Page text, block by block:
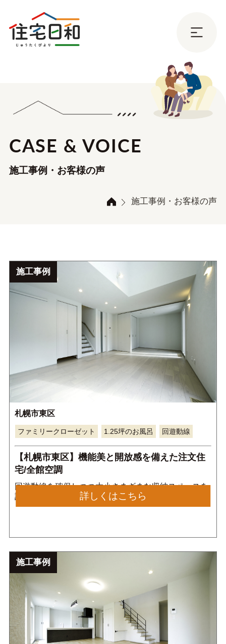
CASE & VOICE
施工事例・お客様の声
施工事例・お客様の声
施工事例
札幌市東区
ファミリークローゼット 1.25坪のお風呂 回遊動線
【札幌市東区】機能美と開放感を備えた注文住
宅/全館空調
回遊動線を確保しつつ大小さまざまな収納スペースを
設け、さらに各所で開放感のあるお家になっていま
す。家族構成やライフスタイルによる暮らし方の変化
詳しくはこちら
施工事例